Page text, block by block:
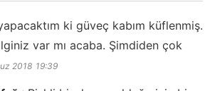
ki güveç kabım küflenmiş.
var mı acaba. Şimdiden çok
2018 19:39